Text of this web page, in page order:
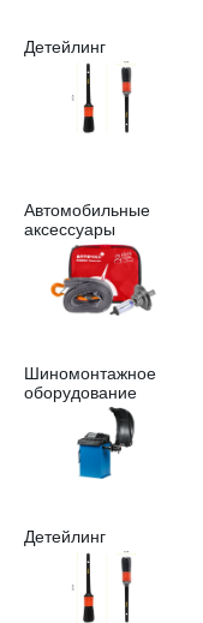
Детейлинг
Автомобильные
аксессуары
Шиномонтажное
оборудование
Детейлинг